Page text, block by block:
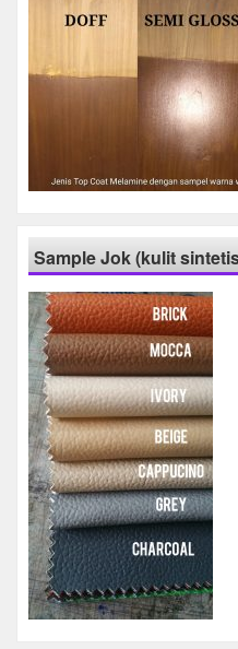
Sample Jok (kulit